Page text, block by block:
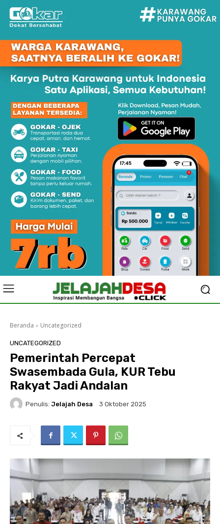
Beranda Uncategorized
UNCATEGORIZED
Pemerintah Percepat
Swasembada Gula, KUR Tebu
Rakyat Jadi Andalan
Penulis: Jelajah Desa 3 Oktober 2025